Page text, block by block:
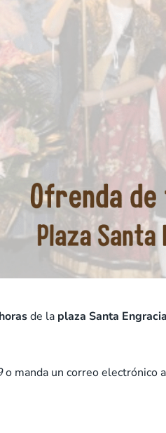
de la plaza Santa Engracia
o manda un correo electrónico a